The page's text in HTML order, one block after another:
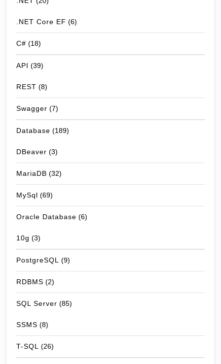
.NET Core EF (6)
C# (18)
API (39)
REST (8)
Swagger (7)
Database (189)
DBeaver (3)
MariaDB (32)
MySql (69)
Oracle Database (6)
10g (3)
PostgreSQL (9)
RDBMS (2)
SQL Server (85)
SSMS (8)
T-SQL (26)